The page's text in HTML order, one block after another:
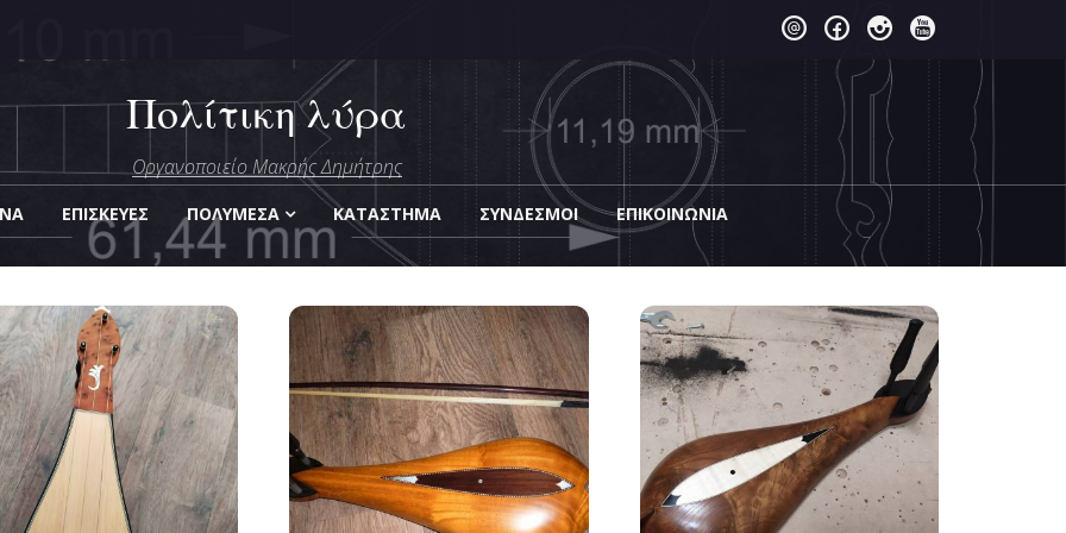
ΕΠΙΣΚΕΎΕΣ ΠΟΛΥΜΈΣΑ KΑΤΆΣΤΗΜΑ ΣΎΝΔΕΣΜΟΙ EΠΙΚΟΙΝΩΝΊΑ
Πολίτικη λύρα
Οργανοποιείο Μακρής Δημήτρης